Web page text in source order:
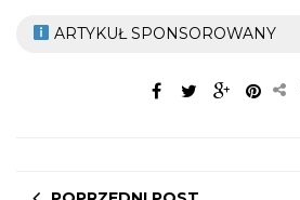
ARTYKUŁ SPONSOROWANY